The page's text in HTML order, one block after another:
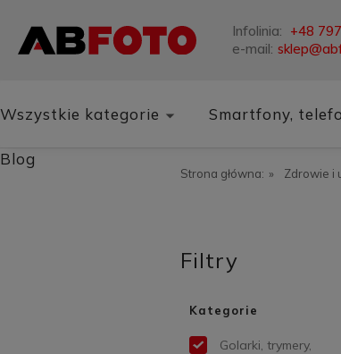
Infolinia: +48
e-mail:
Wszystkie kategorie Smartfony,
Blog
Strona główna: » Zdrowie i
Filtry
Kategorie
Golarki, trymery,